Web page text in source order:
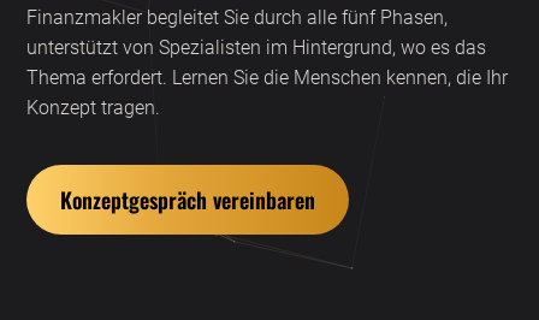
Finanzmakler begleitet Sie durch alle fünf Phasen,
unterstützt von Spezialisten im Hintergrund, wo es das
Thema erfordert. Lernen Sie die Menschen kennen, die Ihr
Konzept tragen.
Konzeptgespräch vereinbaren